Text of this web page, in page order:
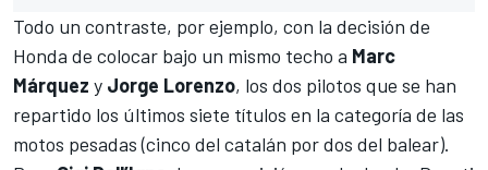
Todo un contraste, por ejemplo, con la decisión de
Honda de colocar bajo un mismo techo a Marc
Márquez y Jorge Lorenzo, los dos pilotos que se han
repartido los últimos siete títulos en la categoría de las
motos pesadas (cinco del catalán por dos del balear).